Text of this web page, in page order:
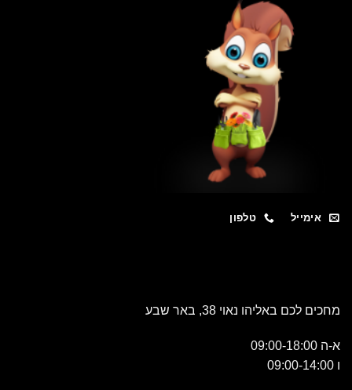
אימייל טלפון
מחכים לכם באליהו נאוי 38, באר שבע
א-ה 09:00-18:00
ו 09:00-14:00